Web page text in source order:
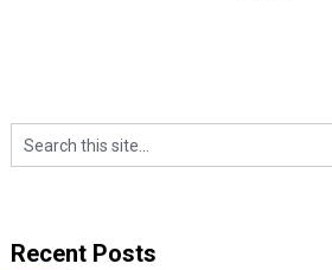
Recent Posts